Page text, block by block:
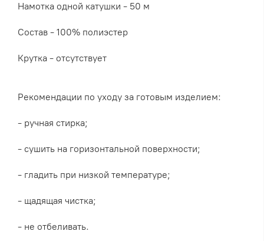
Намотка одной катушки - 50 м
Состав - 100% полиэстер
Крутка - отсутствует
Рекомендации по уходу за готовым изделием:
- ручная стирка;
- сушить на горизонтальной поверхности;
- гладить при низкой температуре;
- щадящая чистка;
- не отбеливать.